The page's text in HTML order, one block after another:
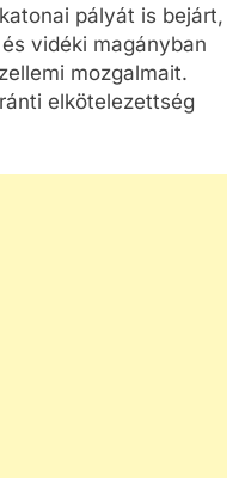
pályát is bejárt,
vidéki magányban
mozgalmait.
elkötelezettség